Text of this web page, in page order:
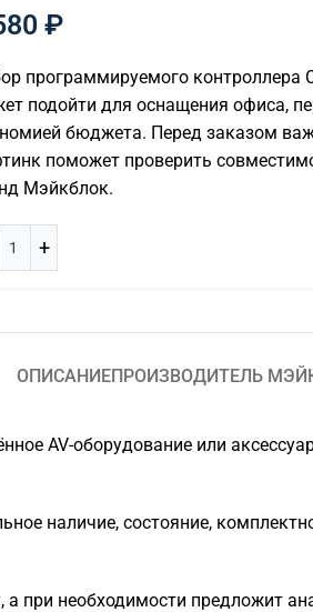
₽
программируемого контроллера
подойти для оснащения офиса,
бюджета. Перед заказом
поможет проверить
Мэйкблок.
ОПИСАНИЕПРОИЗВОДИТЕЛЬ
AV-оборудование или
наличие, состояние,
при необходимости предложит